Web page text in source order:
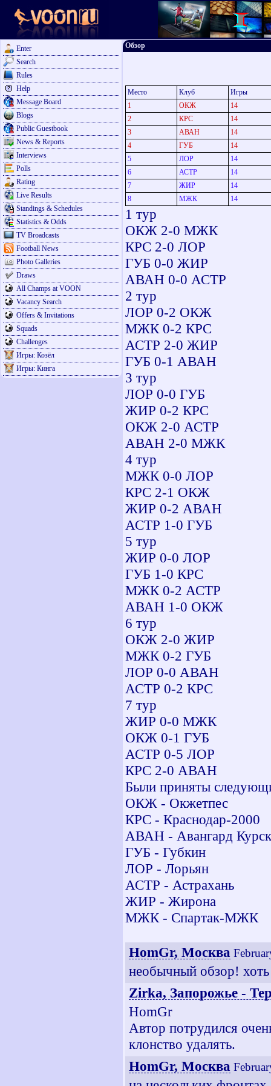
Enter
Search
Rules
Help
Message Board
Blogs
Public Guestbook
News & Reports
Interviews
Polls
Rating
Live Results
Standings & Schedules
Statistics & Odds
TV Broadcasts
Football News
Photo Galleries
Draws
All Champs at VOON
Vacancy Search
Offers & Invitations
Squads
Challenges
Игры: Козёл
Игры: Кинга
Обзор
Место Клуб
Игры
1
ОКЖ
14
2
КРС
14
3
АВАН
14
4
ГУБ
14
5
ЛОР
14
6
АСТР
14
7
ЖИР
14
8
МЖК 14
1 тур 8
ОКЖ 2-0 МЖК
КРС 2-0 ЛОР
ГУБ 0-0 ЖИР
АВАН 0-0 АСТР
2 тур 9
ЛОР 0-2 ОКЖ
МЖК 0-2 КРС
АСТР 2-0 ЖИР
ГУБ 0-1 АВАН
3 тур 10
ЛОР 0-0 ГУБ
ЖИР 0-2 КРС
ОКЖ 2-0 АСТР
АВАН 2-0 МЖК
4 тур 11
МЖК 0-0 ЛОР
КРС 2-1 ОКЖ
ЖИР 0-2 АВАН
АСТР 1-0 ГУБ
5 тур 12
ЖИР 0-0 ЛОР
ГУБ 1-0 КРС
МЖК 0-2 АСТР
АВАН 1-0 ОКЖ
6 тур 13
ОКЖ 2-0 ЖИР
МЖК 0-2 ГУБ
ЛОР 0-0 АВАН
АСТР 0-2 КРС
7 тур 14
ЖИР 0-0 МЖК
ОКЖ 0-1 ГУБ
АСТР 0-5 ЛОР
КРС 2-0 АВАН
Были приняты
ОКЖ - Окжетпес
КРС - Краснодар-2000
АВАН - Авангард Курск
ГУБ - Губкин
ЛОР - Лорьян
АСТР - Астрахань
ЖИР - Жирона
МЖК - Спартак-МЖК
HomGr, Москва
необычный обзор!
Zirka, Запорожье -
HomGr
Автор потрудился
клонство удалять.
HomGr, Москва